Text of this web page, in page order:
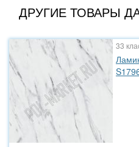
ДРУГИЕ ТОВАРЫ
33